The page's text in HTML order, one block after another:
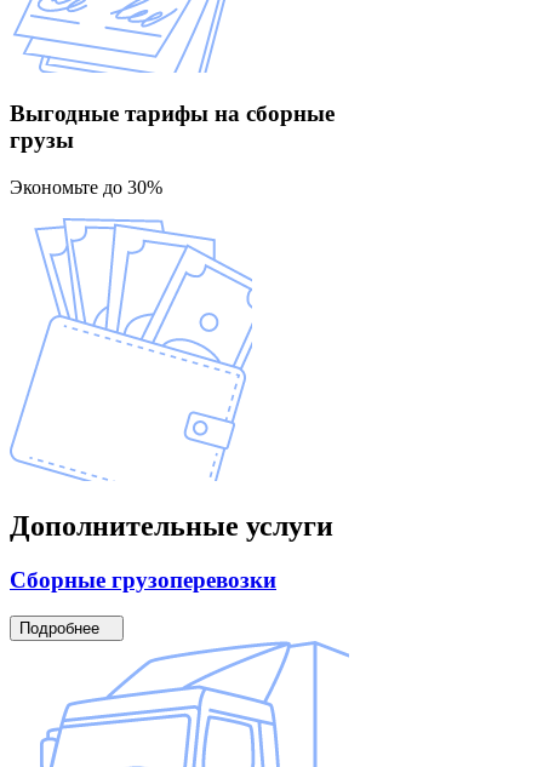
Выгодные тарифы на сборные
грузы
Экономьте до 30%
Дополнительные услуги
Сборные грузоперевозки
Подробнее